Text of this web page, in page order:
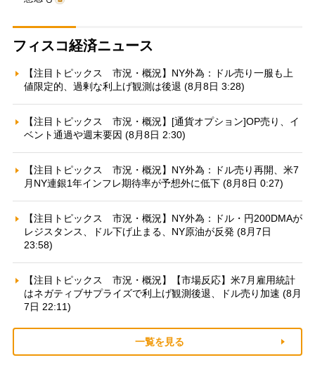
フィスコ経済ニュース
【注目トピックス 市況・概況】NY外為：ドル売り一服も上
値限定的、過剰な利上げ観測は後退 (8月8日 3:28)
【注目トピックス 市況・概況】[通貨オプション]OP売り、イ
ベント通過や週末要因 (8月8日 2:30)
【注目トピックス 市況・概況】NY外為：ドル売り再開、米7
月NY連銀1年インフレ期待率が予想外に低下 (8月8日 0:27)
【注目トピックス 市況・概況】NY外為：ドル・円200DMAが
レジスタンス、ドル下げ止まる、NY原油が反発 (8月7日
23:58)
【注目トピックス 市況・概況】【市場反応】米7月雇用統計
はネガティブサプライズで利上げ観測後退、ドル売り加速 (8月
7日 22:11)
一覧を見る